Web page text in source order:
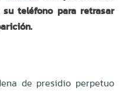
teléfono para retrasar
de presidio perpetuo